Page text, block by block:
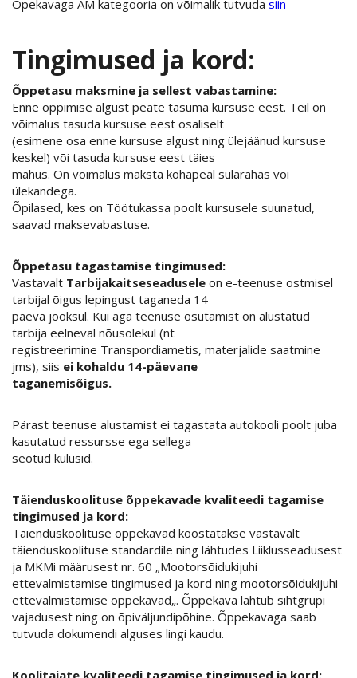
Õpekavaga AM kategooria on võimalik tutvuda siin
Tingimused ja kord:
Õppetasu maksmine ja sellest vabastamine:
Enne õppimise algust peate tasuma kursuse eest. Teil on
võimalus tasuda kursuse eest osaliselt
(esimene osa enne kursuse algust ning ülejäänud kursuse
keskel) või tasuda kursuse eest täies
mahus. On võimalus maksta kohapeal sularahas või
ülekandega.
Õpilased, kes on Töötukassa poolt kursusele suunatud,
saavad maksevabastuse.
Õppetasu tagastamise tingimused:
Vastavalt Tarbijakaitseseadusele on e-teenuse ostmisel
tarbijal õigus lepingust taganeda 14
päeva jooksul. Kui aga teenuse osutamist on alustatud
tarbija eelneval nõusolekul (nt
registreerimine Transpordiametis, materjalide saatmine
jms), siis ei kohaldu 14-päevane
taganemisõigus.
Pärast teenuse alustamist ei tagastata autokooli poolt juba
kasutatud ressursse ega sellega
seotud kulusid.
Täienduskoolituse õppekavade kvaliteedi tagamise
tingimused ja kord:
Täienduskoolituse õppekavad koostatakse vastavalt
täienduskoolituse standardile ning lähtudes Liiklusseadusest
ja MKMi määrusest nr. 60 „Mootorsõidukijuhi
ettevalmistamise tingimused ja kord ning mootorsõidukijuhi
ettevalmistamise õppekavad„. Õppekava lähtub sihtgrupi
vajadusest ning on õpiväljundipõhine. Õppekavaga saab
tutvuda dokumendi alguses lingi kaudu.
Koolitajate kvaliteedi tagamise tingimused ja kord: